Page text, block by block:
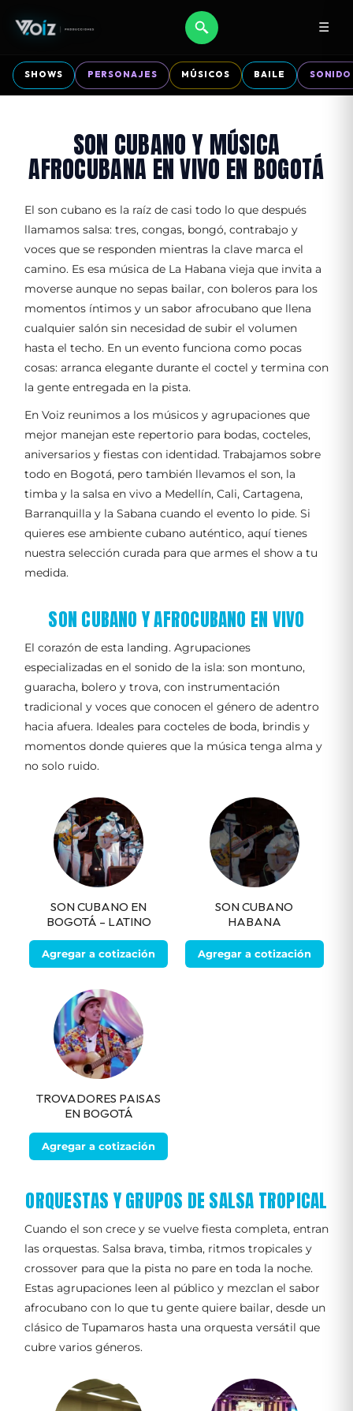
☰
SHOWS PERSONAJES MÚSICOS BAILE SONIDO
SON CUBANO Y MÚSICA
AFROCUBANA EN VIVO EN BOGOTÁ
El son cubano es la raíz de casi todo lo que después
llamamos salsa: tres, congas, bongó, contrabajo y
voces que se responden mientras la clave marca el
camino. Es esa música de La Habana vieja que invita a
moverse aunque no sepas bailar, con boleros para los
momentos íntimos y un sabor afrocubano que llena
cualquier salón sin necesidad de subir el volumen
hasta el techo. En un evento funciona como pocas
cosas: arranca elegante durante el coctel y termina con
la gente entregada en la pista.
En Voiz reunimos a los músicos y agrupaciones que
mejor manejan este repertorio para bodas, cocteles,
aniversarios y fiestas con identidad. Trabajamos sobre
todo en Bogotá, pero también llevamos el son, la
timba y la salsa en vivo a Medellín, Cali, Cartagena,
Barranquilla y la Sabana cuando el evento lo pide. Si
quieres ese ambiente cubano auténtico, aquí tienes
nuestra selección curada para que armes el show a tu
medida.
SON CUBANO Y AFROCUBANO EN VIVO
El corazón de esta landing. Agrupaciones
especializadas en el sonido de la isla: son montuno,
guaracha, bolero y trova, con instrumentación
tradicional y voces que conocen el género de adentro
hacia afuera. Ideales para cocteles de boda, brindis y
momentos donde quieres que la música tenga alma y
no solo ruido.
SON CUBANO EN
BOGOTÁ – LATINO
Agregar a cotización
SON CUBANO
HABANA
Agregar a cotización
TROVADORES PAISAS
EN BOGOTÁ
Agregar a cotización
ORQUESTAS Y GRUPOS DE SALSA TROPICAL
Cuando el son crece y se vuelve fiesta completa, entran
las orquestas. Salsa brava, timba, ritmos tropicales y
crossover para que la pista no pare en toda la noche.
Estas agrupaciones leen al público y mezclan el sabor
afrocubano con lo que tu gente quiere bailar, desde un
clásico de Tupamaros hasta una orquesta versátil que
cubre varios géneros.